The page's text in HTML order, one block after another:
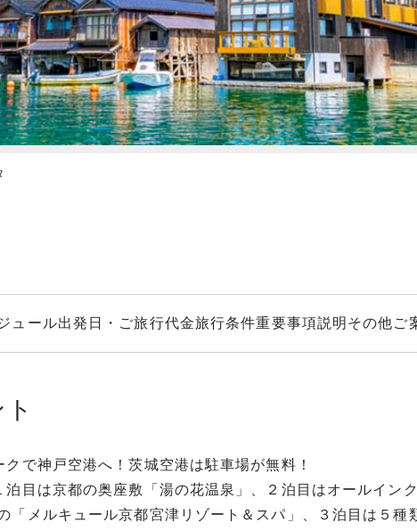
ュール出発日・ご旅行代金旅行条件重要事項説明 その他ご
で神戸空港へ！茨城空港は駐車場が無料！
目は京都の奥座敷「湯の花温泉」、２泊目はオールイン
「メルキュール京都宮津リゾート＆スパ」、３泊目は５種